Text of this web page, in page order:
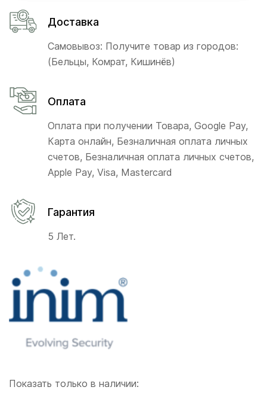
Показать только в наличии:
Доставка
Самовывоз: Получите товар из городов:
(Бельцы, Комрат, Кишинёв)
Оплата
Оплата при получении Товара, Google Pay,
Карта онлайн, Безналичная оплата личных
счетов, Безналичная оплата личных счетов,
Apple Pay, Visa, Mastercard
Гарантия
5 Лет.